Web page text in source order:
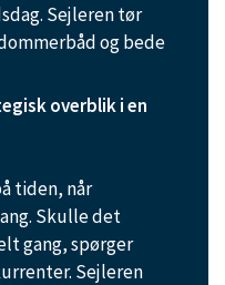
Sejleren tør
og bede
overblik i en
tiden, når
Skulle det
gang, spørger
Sejleren